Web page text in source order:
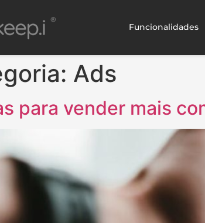
Funcionalidades
Ads
para vender mais